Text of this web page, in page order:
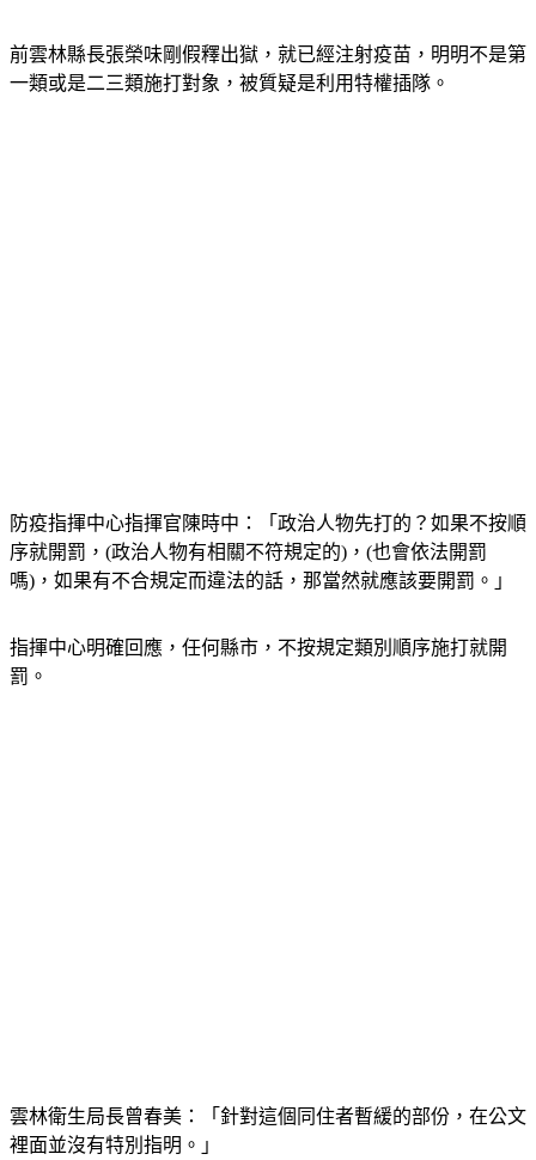
前雲林縣長張榮味剛假釋出獄，就已經注射疫苗，明明不是第
一類或是二三類施打對象，被質疑是利用特權插隊。
防疫指揮中心指揮官陳時中：「政治人物先打的？如果不按順
序就開罰，(政治人物有相關不符規定的)，(也會依法開罰
嗎)，如果有不合規定而違法的話，那當然就應該要開罰。」
指揮中心明確回應，任何縣市，不按規定類別順序施打就開
罰。
雲林衛生局長曾春美：「針對這個同住者暫緩的部份，在公文
裡面並沒有特別指明。」